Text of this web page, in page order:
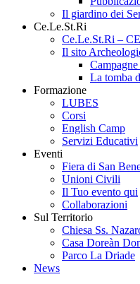
Il giardino dei
Ce.Le.St.Ri
Ce.Le.St.Ri –
Il sito
La tomba
Formazione
LUBES
Corsi
English Camp
Servizi Educativi
Eventi
Fiera di San
Unioni Civili
Il Tuo evento qui
Collaborazioni
Sul Territorio
Chiesa Ss.
Casa Doreàn
Parco La Driade
News